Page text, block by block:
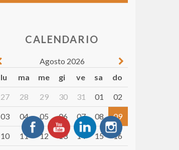
CALENDARIO
Agosto 2026
lu
ma me gi ve sa do
27 28 29 30 31 01 02
03 04 05 06 07 08 09
10 11 12 13 14 15 16